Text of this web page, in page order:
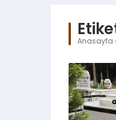
Anasayfa